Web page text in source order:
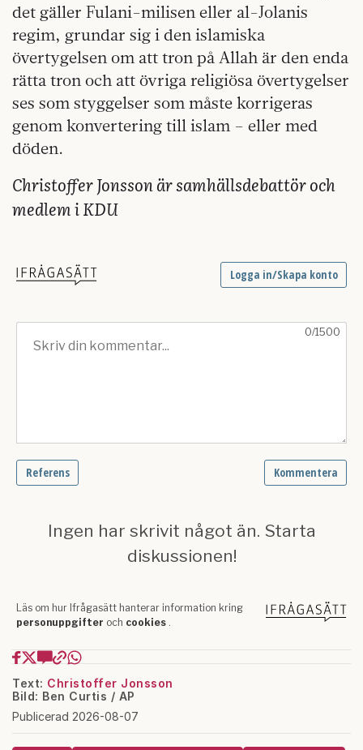
det gäller Fulani-milisen eller al-Jolanis
regim, grundar sig i den islamiska
övertygelsen om att tron på Allah är den enda
rätta tron och att övriga religiösa övertygelser
ses som styggelser som måste korrigeras
genom konvertering till islam – eller med
döden.
Christoffer Jonsson är samhällsdebattör och
medlem i KDU
Text: Christoffer Jonsson
Bild: Ben Curtis / AP
Publicerad 2026-08-07